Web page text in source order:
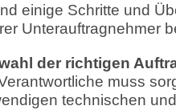
einige Schritte und
Unterauftragnehmer
der richtigen
muss
technischen